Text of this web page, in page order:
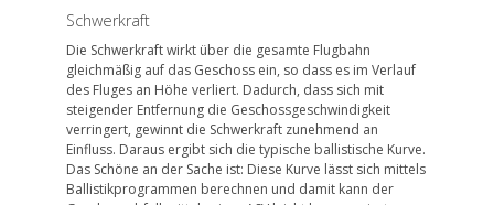
Schwerkraft
Die Schwerkraft wirkt über die gesamte Flugbahn
gleichmäßig auf das Geschoss ein, so dass es im Verlauf
des Fluges an Höhe verliert. Dadurch, dass sich mit
steigender Entfernung die Geschossgeschwindigkeit
verringert, gewinnt die Schwerkraft zunehmend an
Einfluss. Daraus ergibt sich die typische ballistische Kurve.
Das Schöne an der Sache ist: Diese Kurve lässt sich mittels
Ballistikprogrammen berechnen und damit kann der